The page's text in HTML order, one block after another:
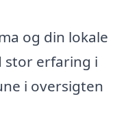
og din lokale
stor erfaring i
i oversigten